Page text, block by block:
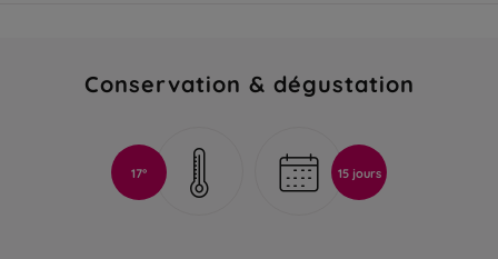
Conservation & dégustation
17° 15 jours